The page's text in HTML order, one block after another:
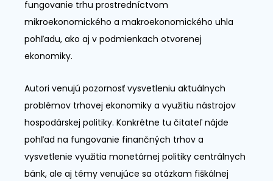
fungovanie trhu prostredníctvom
mikroekonomického a makroekonomického uhla
pohľadu, ako aj v podmienkach otvorenej
ekonomiky.
Autori venujú pozornosť vysvetleniu aktuálnych
problémov trhovej ekonomiky a využitiu nástrojov
hospodárskej politiky. Konkrétne tu čitateľ nájde
pohľad na fungovanie finančných trhov a
vysvetlenie využitia monetárnej politiky centrálnych
bánk, ale aj témy venujúce sa otázkam fiškálnej